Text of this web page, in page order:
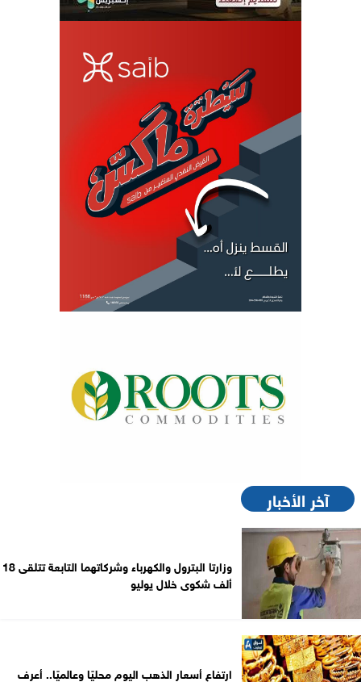
آخر الأخبار
وزارتا البترول والكهرباء وشركاتهما التابعة تتلقى 18
ألف شكوى خلال يوليو
ارتفاع أسعار الذهب اليوم محليًا وعالميًا.. أعرف